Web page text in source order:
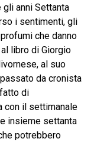
gli anni Settanta
i sentimenti, gli
che danno
libro di Giorgio
al suo
da cronista
di
con il settimanale
insieme settanta
potrebbero